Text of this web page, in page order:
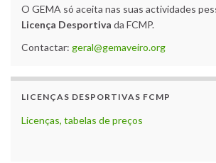
O GEMA só aceita nas suas actividades
Licença Desportiva da FCMP.
Contactar: geral@gemaveiro.org
LICENÇAS DESPORTIVAS FCMP
Licenças, tabelas de preços